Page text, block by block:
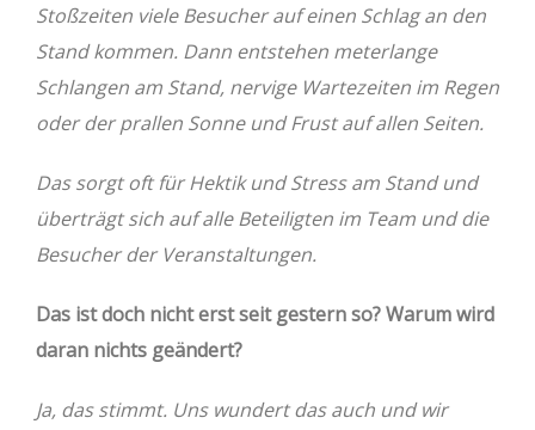
Stoßzeiten viele Besucher auf einen Schlag an den
Stand kommen. Dann entstehen meterlange
Schlangen am Stand, nervige Wartezeiten im Regen
oder der prallen Sonne und Frust auf allen Seiten.
Das sorgt oft für Hektik und Stress am Stand und
überträgt sich auf alle Beteiligten im Team und die
Besucher der Veranstaltungen.
Das ist doch nicht erst seit gestern so? Warum wird
daran nichts geändert?
Ja, das stimmt. Uns wundert das auch und wir